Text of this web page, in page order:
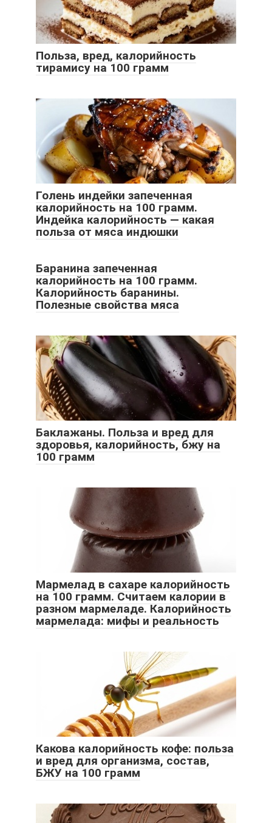
Польза, вред, калорийность
тирамису на 100 грамм
Голень индейки запеченная
калорийность на 100 грамм.
Индейка калорийность — какая
польза от мяса индюшки
Баранина запеченная
калорийность на 100 грамм.
Калорийность баранины.
Полезные свойства мяса
Баклажаны. Польза и вред для
здоровья, калорийность, бжу на
100 грамм
Мармелад в сахаре калорийность
на 100 грамм. Считаем калории в
разном мармеладе. Калорийность
мармелада: мифы и реальность
Какова калорийность кофе: польза
и вред для организма, состав,
БЖУ на 100 грамм